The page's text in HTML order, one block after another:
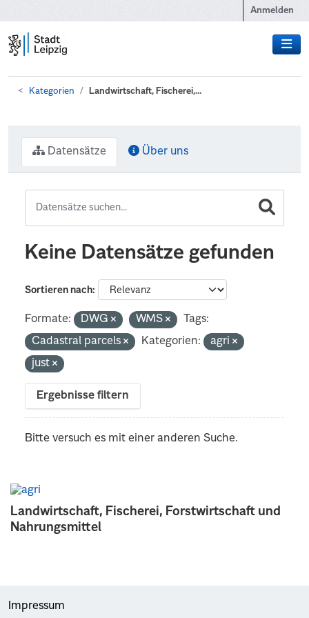
Anmelden
Kategorien Landwirtschaft, Fischerei,...
Landwirtschaft, Fischerei, Forstwirtschaft und
Nahrungsmittel
Datensätze Über uns
Keine Datensätze gefunden
Sortieren nach
Formate: DWG WMS
Tags:
Cadastral parcels
Kategorien:
agri
just
Ergebnisse filtern
Bitte versuch es mit einer anderen Suche.
Impressum